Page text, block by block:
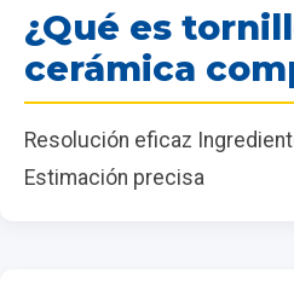
¿Qué es
cerámica
Resolución eficaz
Estimación precisa